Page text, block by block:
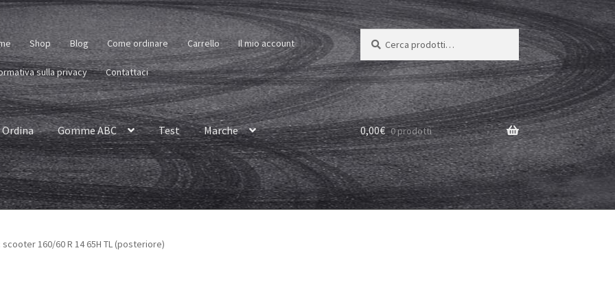
Shop Blog Come ordinare Carrello Il mio account
sulla privacy Contattaci
Cerca:
Cerca
Ordina Gomme ABC Test Marche 0,00€ 0 prodotti
160/60 R 14 65H TL (posteriore)